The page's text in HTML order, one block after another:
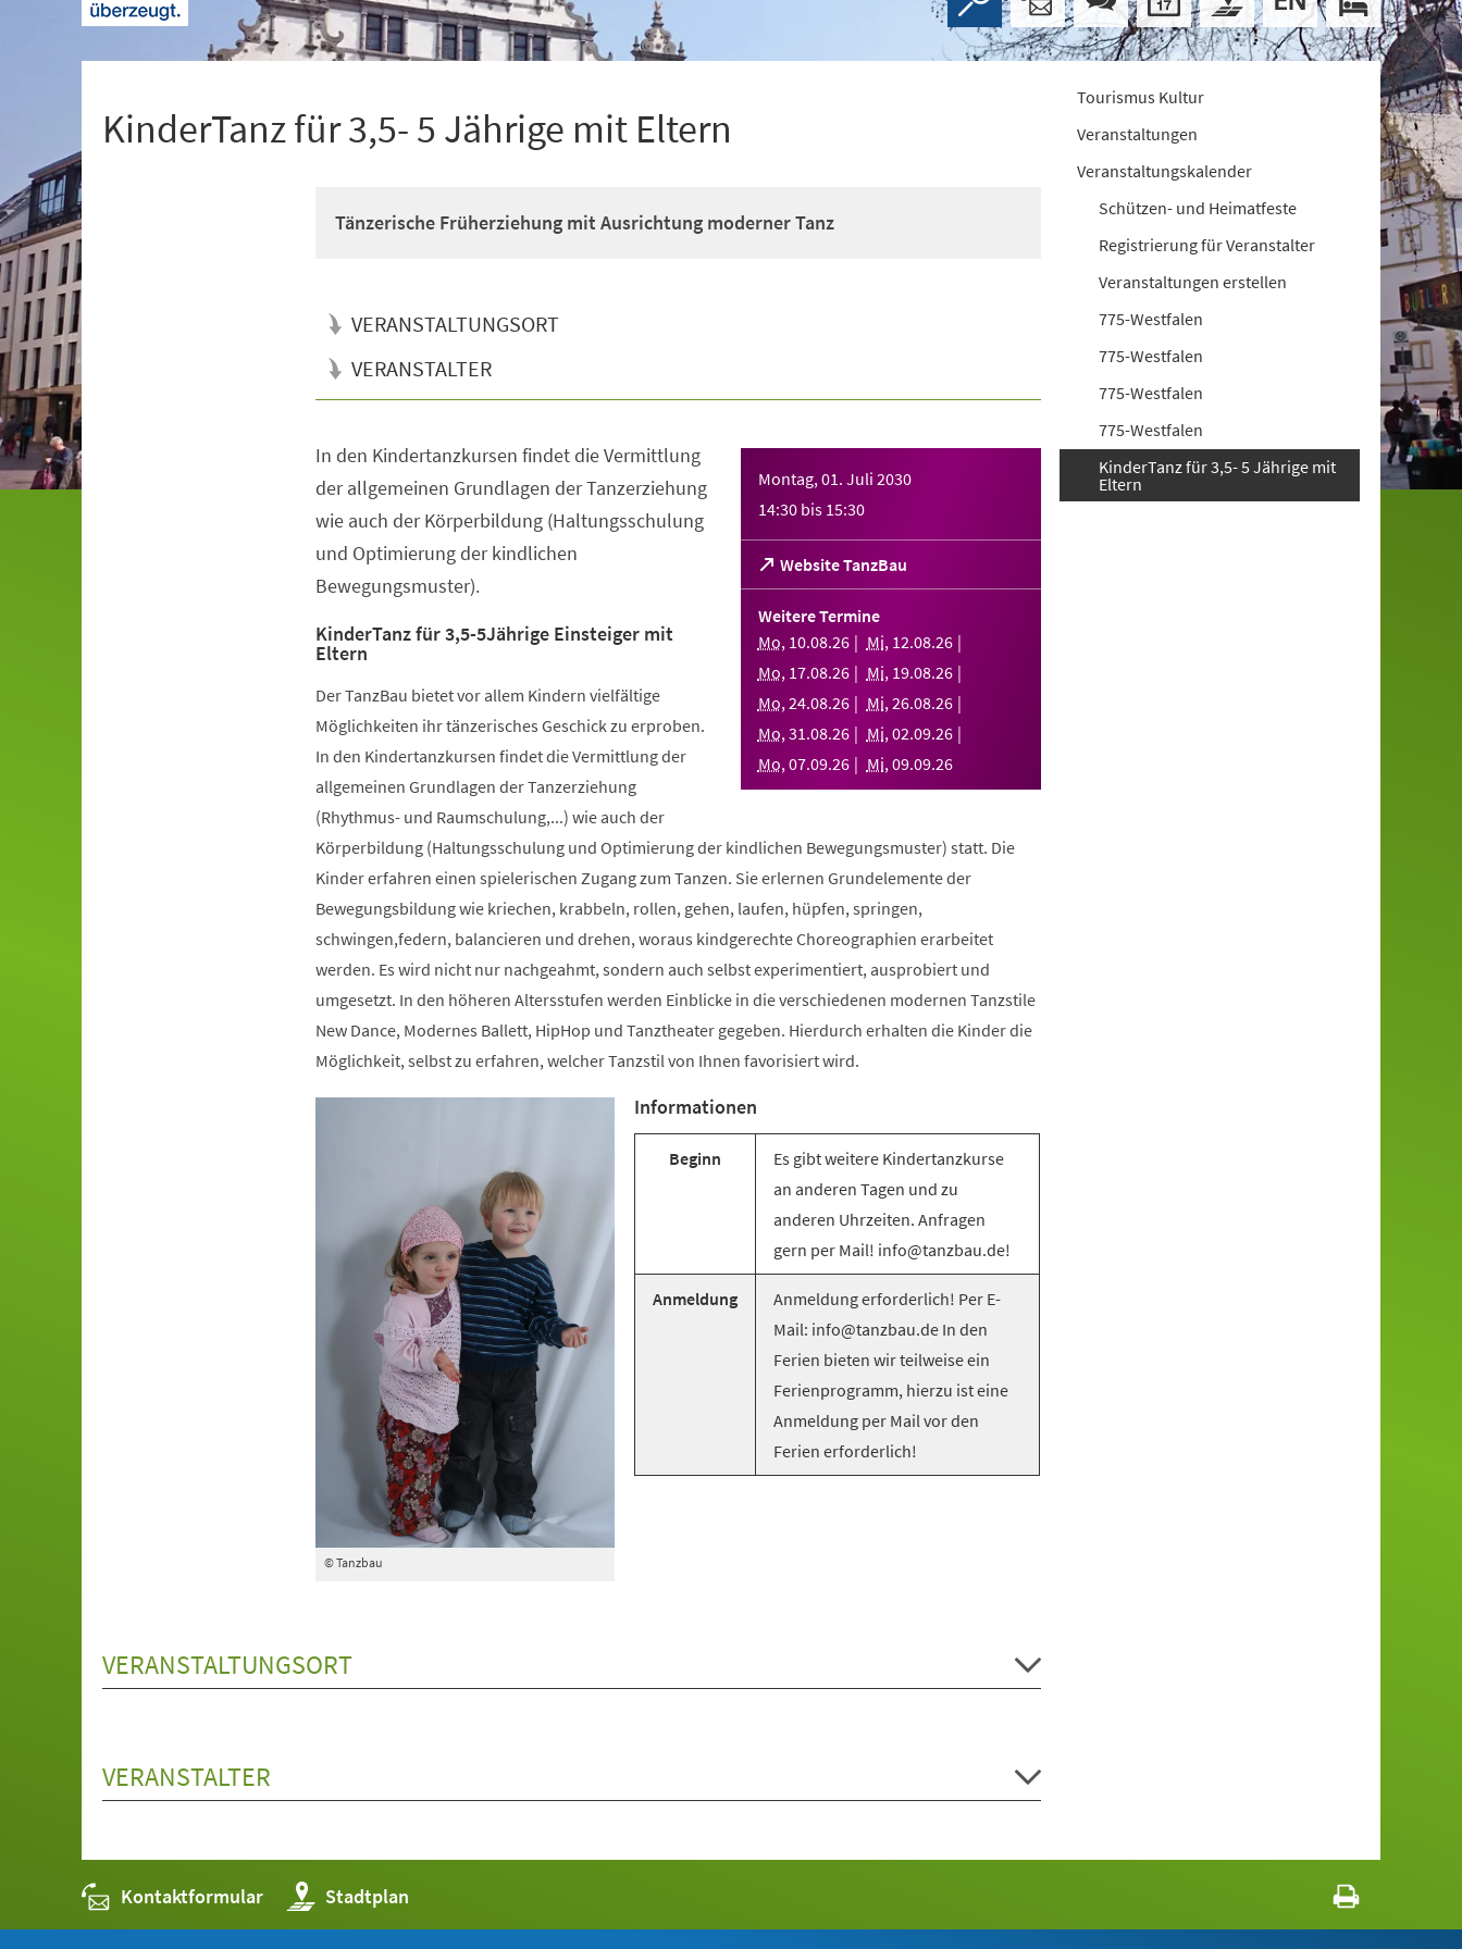
KinderTanz für 3,5- 5 Jährige mit Eltern
Tänzerische Früherziehung mit Ausrichtung moderner Tanz
VERANSTALTUNGSORT
VERANSTALTER
Montag, 01. Juli 2030
14:30 bis 15:30
Website TanzBau
(Öffnet
in
einem
Tab)
Weitere Termine
Mo, 10.08.26 Mi, 12.08.26
Mo, 17.08.26 Mi, 19.08.26
Mo,24.08.26 Mi,26.08.26
Mo,31.08.26 Mi,02.09.26
Mo,07.09.26 Mi,09.09.26
In den Kindertanzkursen findet die Vermittlung
der allgemeinen Grundlagen der Tanzerziehung
wie auch der Körperbildung (Haltungsschulung
und Optimierung der kindlichen
Bewegungsmuster).
KinderTanz für 3,5-5Jährige Einsteiger mit
Eltern
Der TanzBau bietet vor allem Kindern vielfältige
Möglichkeiten ihr tänzerisches Geschick zu erproben.
In den Kindertanzkursen findet die Vermittlung der
allgemeinen Grundlagen der Tanzerziehung
(Rhythmus- und Raumschulung,...) wie auch der
Körperbildung (Haltungsschulung und Optimierung der kindlichen Bewegungsmuster) statt. Die
Kinder erfahren einen spielerischen Zugang zum Tanzen. Sie erlernen Grundelemente der
Bewegungsbildung wie kriechen, krabbeln, rollen, gehen, laufen, hüpfen, springen,
schwingen,federn, balancieren und drehen, woraus kindgerechte Choreographien erarbeitet
werden. Es wird nicht nur nachgeahmt, sondern auch selbst experimentiert, ausprobiert und
umgesetzt. In den höheren Altersstufen werden Einblicke in die verschiedenen modernen Tanzstile
New Dance, Modernes Ballett, HipHop und Tanztheater gegeben. Hierdurch erhalten die Kinder die
Möglichkeit, selbst zu erfahren, welcher Tanzstil von Ihnen favorisiert wird.
© Tanzbau
Informationen
Beginn
Es gibt weitere Kindertanzkurse
an anderen Tagen und zu
anderen Uhrzeiten. Anfragen
gern per Mail! info@tanzbau.de!
Anmeldung
Anmeldung erforderlich! Per E-
Mail: info@tanzbau.de In den
Ferien bieten wir teilweise ein
Ferienprogramm, hierzu ist eine
Anmeldung per Mail vor den
Ferien erforderlich!
VERANSTALTUNGSORT
VERANSTALTER
Tourismus Kultur
Veranstaltungen
Veranstaltungskalender
Schützen- und Heimatfeste
Registrierung für Veranstalter
Veranstaltungen erstellen
775-Westfalen
775-Westfalen
775-Westfalen
775-Westfalen
KinderTanz für 3,5- 5 Jährige mit
Eltern
Kontaktformular Stadtplan
(Öffnet
in
einem